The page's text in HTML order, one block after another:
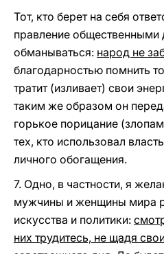
Тот, кто берет на себя
правление
обманываться: народ не
благодарностью помнить
тратит (изливает) свои
таким же образом он
горькое порицание
тех, кто использовал
личного обогащения.
7. Одно, в частности, я
мужчины и женщины мира
искусства и политики:
них трудитесь, не щадя